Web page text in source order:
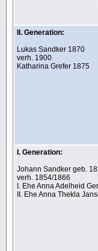
II. Generation:
Lukas Sandker 1870
verh. 1900
Katharina Grefer 1875
I. Generation:
Johann Sandker geb.
verh. 1854/1866
I. Ehe Anna Adelheid
II. Ehe Anna Thekla